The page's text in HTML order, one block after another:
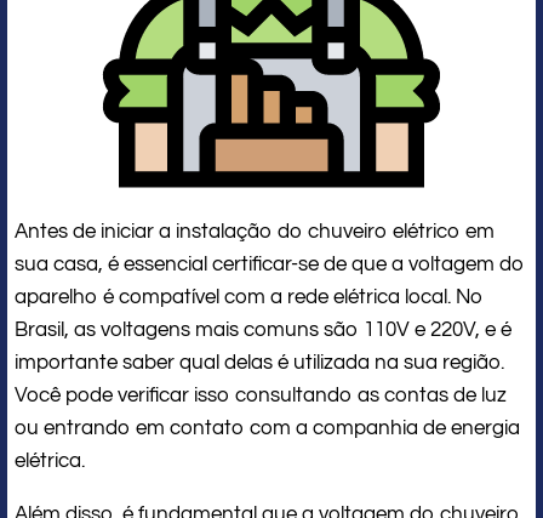
Antes de iniciar a instalação do chuveiro elétrico em
sua casa, é essencial certificar-se de que a voltagem do
aparelho é compatível com a rede elétrica local. No
Brasil, as voltagens mais comuns são 110V e 220V, e é
importante saber qual delas é utilizada na sua região.
Você pode verificar isso consultando as contas de luz
ou entrando em contato com a companhia de energia
elétrica.